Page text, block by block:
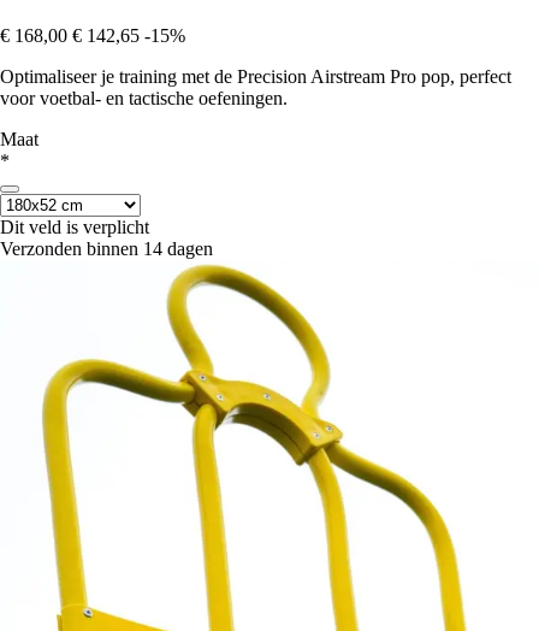
€ 168,00 € 142,65 -15%
Optimaliseer je training met de Precision Airstream Pro pop, perfect
voor voetbal- en tactische oefeningen.
Maat
*
Dit veld is verplicht
Verzonden binnen 14 dagen